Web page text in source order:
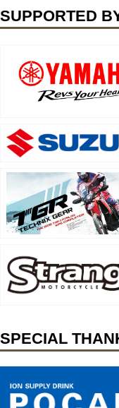
SUPPORTED
SPECIAL